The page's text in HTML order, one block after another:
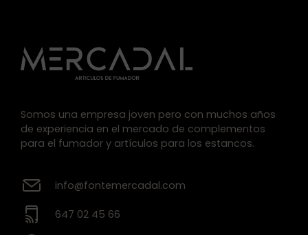
Somos una empresa joven pero con muchos años
de experiencia en el mercado de complementos
para el fumador y artículos para los estancos.
info@fontemercadal.com
647 02 45 66